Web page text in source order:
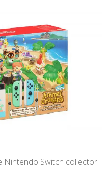
Nintendo Switch collector